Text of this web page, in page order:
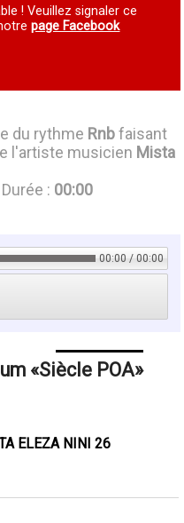
! Veuillez signaler ce
page Facebook
du rythme Rnbfaisant
l'artiste musicien Mista
Durée : 00:00
00:00 / 00:00
Siècle POA
ELEZA NINI 26